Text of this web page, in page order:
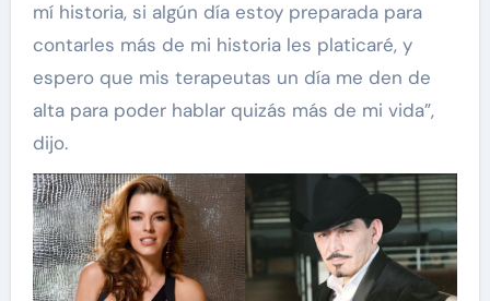
mí historia, si algún día estoy preparada para
contarles más de mi historia les platicaré, y
espero que mis terapeutas un día me den de
alta para poder hablar quizás más de mi vida”,
dijo.